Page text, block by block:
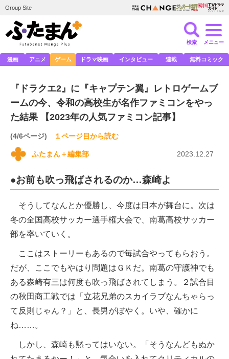
Group Site
検索 メニュー
漫画 アニメ ゲーム ドラマ映画 インタビュー 連載 無料コミック
『ドラクエ2』に『キャプテン翼』レトロゲームブ
ームの今、令和の高校生が名作ファミコンをやっ
た結果 【2023年の人気ファミコン記事】
(4/6ページ) １ページ目から読む
ふたまん＋編集部 2023.12.27
●お前も吹っ飛ばされるのか…森崎よ
そうしてなんとか優勝し、今度は日本が舞台に。次は
冬の全国高校サッカー選手権大会で、南葛高校サッカー
部を率いていく。
ここはストーリーもあるので毎試合やってもらおう。
だが、ここでもやはり問題はＧＫだ。南葛の守護神でも
ある森崎有三は何度も吹っ飛ばされてしまう。２試合目
の秋田商工戦では「立花兄弟のスカイラブなんちゃらっ
て反則じゃん？」と、長男がぼやく。いや、確かに
ね……。
しかし、森崎も黙ってはいない。「そうなんどもぬか